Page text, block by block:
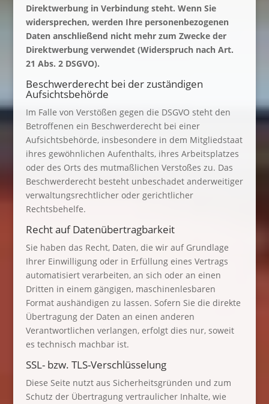
Direktwerbung in Verbindung steht. Wenn Sie
widersprechen, werden Ihre personenbezogenen
Daten anschließend nicht mehr zum Zwecke der
Direktwerbung verwendet (Widerspruch nach Art.
21 Abs. 2 DSGVO).
Beschwerderecht bei der zuständigen
Aufsichtsbehörde
Im Falle von Verstößen gegen die DSGVO steht den
Betroffenen ein Beschwerderecht bei einer
Aufsichtsbehörde, insbesondere in dem Mitgliedstaat
ihres gewöhnlichen Aufenthalts, ihres Arbeitsplatzes
oder des Orts des mutmaßlichen Verstoßes zu. Das
Beschwerderecht besteht unbeschadet anderweitiger
verwaltungsrechtlicher oder gerichtlicher
Rechtsbehelfe.
Recht auf Datenübertragbarkeit
Sie haben das Recht, Daten, die wir auf Grundlage
Ihrer Einwilligung oder in Erfüllung eines Vertrags
automatisiert verarbeiten, an sich oder an einen
Dritten in einem gängigen, maschinenlesbaren
Format aushändigen zu lassen. Sofern Sie die direkte
Übertragung der Daten an einen anderen
Verantwortlichen verlangen, erfolgt dies nur, soweit
es technisch machbar ist.
SSL- bzw. TLS-Verschlüsselung
Diese Seite nutzt aus Sicherheitsgründen und zum
Schutz der Übertragung vertraulicher Inhalte, wie